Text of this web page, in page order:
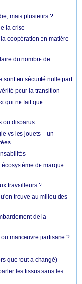
mais plusieurs ?
la crise
coopération en matière
du nombre de
sont en sécurité nulle part
pour la transition
qui ne fait que
ou disparus
vs les jouets – un
de marque
travailleurs ?
trouve au milieu des
de la
ou manœuvre partisane ?
que tout a changé)
les tissus sans les